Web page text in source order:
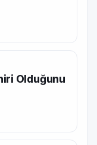
Olduğunu